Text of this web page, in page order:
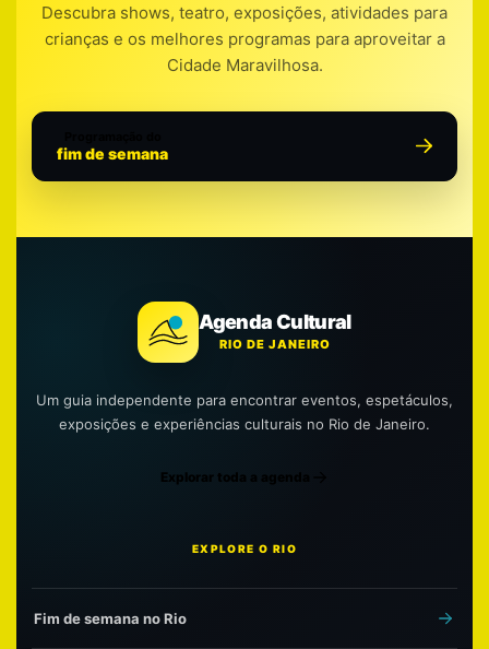
Descubra shows, teatro, exposições, atividades para
crianças e os melhores programas para aproveitar a
Cidade Maravilhosa.
fim de semana
Agenda Cultural
RIO DE JANEIRO
Um guia independente para encontrar eventos, espetáculos,
exposições e experiências culturais no Rio de Janeiro.
Explorar toda a agenda
EXPLORE O RIO
Fim de semana no Rio